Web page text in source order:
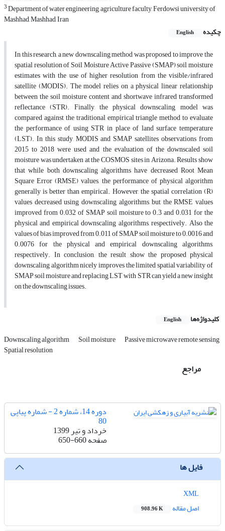
3Department of water engineering, agriculture faculty, Ferdowsi university of
Mashhad, Mashhad, Iran
چکیده
English
In this research, a new downscaling method was proposed to improve the
spatial resolution of Soil Moisture Active Passive (SMAP) soil moisture
estimates with the use of higher resolution from the visible/infrared
satellite (MODIS). The model relies on a physical linear relationship
between the soil moisture content and shortwave infrared transformed
reflectance (STR). Finally, the physical downscaling model was
compared against the traditional empirical triangle method to evaluate
the performance of using STR in place of land surface temperature
(LST). In this study, MODIS and SMAP satellites observations from
2015 to 2018 were used and the evaluation of the downscaled soil
moisture was undertaken at the COSMOS sites in Arizona. Results show
that while both downscaling algorithms have decreased Root Mean
Square Error (RMSE) values, the performance of physical algorithm
generally is better than empirical. However, the spatial correlation (R)
values decreased using downscaling algorithms, but the RMSE values
improved from 0.032 of SMAP soil moisture to 0.3 and 0.031 for the
physical and empirical downscaling algorithms, respectively. Also the
values of bias improved from 0.011 of SMAP soil moisture to 0.0016 and
0.0076 for the physical and empirical downscaling algorithms,
respectively. In conclusion, the result show the proposed physical
downscaling algorithm nicely improves the limited spatial variability of
SMAP soil moisture and replacing LST with STR can yield a new insight
on the downscaling issues.
کلیدواژه‌ها English
Downscaling algorithm Soil moisture Passive microwave remote sensing
Spatial resolution
مراجع
دوره 14، شماره 2 - شماره پیاپی
80
خرداد و تیر 1399
صفحه650-660
فایل ها
اصل مقاله
908.96 K